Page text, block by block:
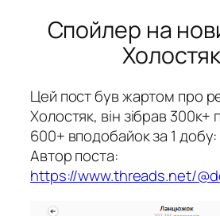
Спойлер на
Цей пост був жартом про
Холостяк, він зібрав 300к+
600+ вподобайок за 1 добу:
Автор поста:
https://www.threads.net/